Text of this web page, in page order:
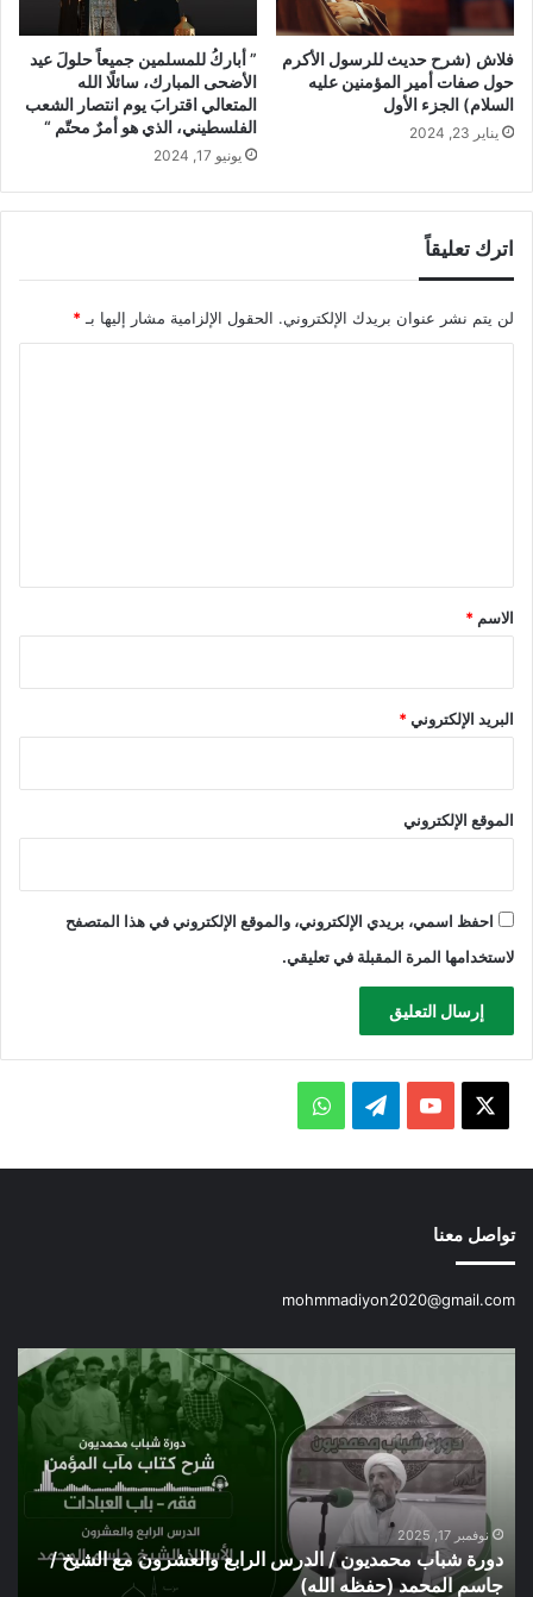
فلاش (شرح حديث للرسول الأكرم
حول صفات أمير المؤمنين عليه
السلام) الجزء الأول
يناير 23, 2024
” أباركُ للمسلمين جميعاً حلولَ عيد
الأضحى المبارك، سائلًا الله
المتعالي اقترابَ يوم انتصار الشعب
الفلسطيني، الذي هو أمرٌ محتّم “
يونيو 17, 2024
اترك تعليقاً
لن يتم نشر عنوان بريدك الإلكتروني. الحقول الإلزامية مشار إليها بـ *
*
الاسم *
البريد الإلكتروني*
الموقع الإلكتروني
احفظ اسمي، بريدي الإلكتروني، والموقع الإلكتروني في هذا المتصفح
لاستخدامها المرة المقبلة في تعليقي.
يوتيوبتيلقرامواتساب
تواصل معنا
mohmmadiyon2020@gmail.com
دورة
الدرس
الرابع
والعشرون
مع
الشيخ
نوفمبر 17, 2025
دورة شباب محمديون / الدرس الرابع والعشرون مع الشيخ /
جاسم المحمد (حفظه الله)
/